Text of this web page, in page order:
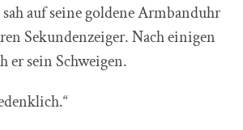
auf seine goldene Armbanduhr
Sekundenzeiger. Nach einigen
er sein Schweigen.